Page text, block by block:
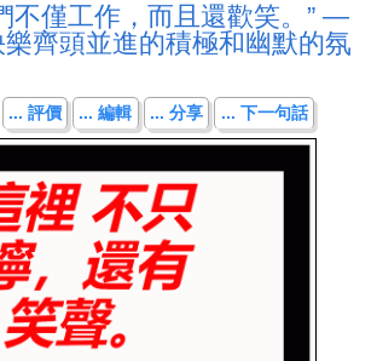
不僅工作，而且還歡笑。” —
齊頭並進的積極和幽默的氛
... 評價 ... 編輯 ... 分享 ... 下一句話